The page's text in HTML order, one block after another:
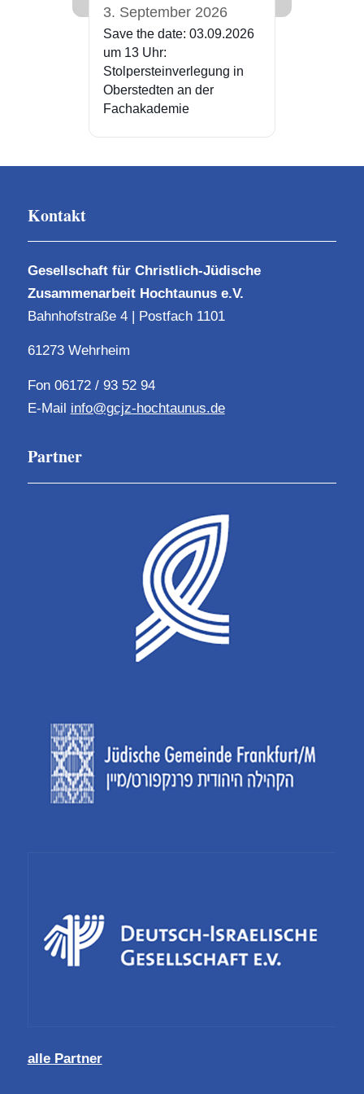
3. September 2026
Save the date: 03.09.2026
um 13 Uhr:
Stolpersteinverlegung in
Oberstedten an der
Fachakademie
Kontakt
Gesellschaft für Christlich-Jüdische
Zusammenarbeit Hochtaunus e.V.
Bahnhofstraße 4 | Postfach 1101
61273 Wehrheim
Fon 06172 / 93 52 94
E-Mail info@gcjz-hochtaunus.de
Partner
alle Partner